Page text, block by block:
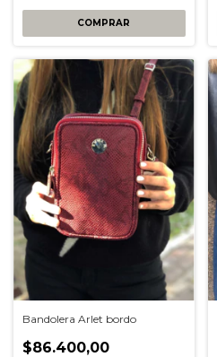
Bandolera Arlet bordo
$86.400,00